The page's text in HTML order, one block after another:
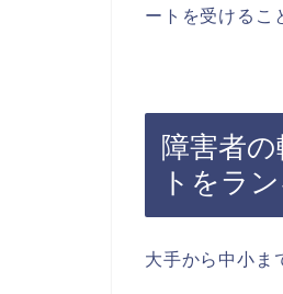
ートを受けるこ
障害者
トをラ
大手から中小ま